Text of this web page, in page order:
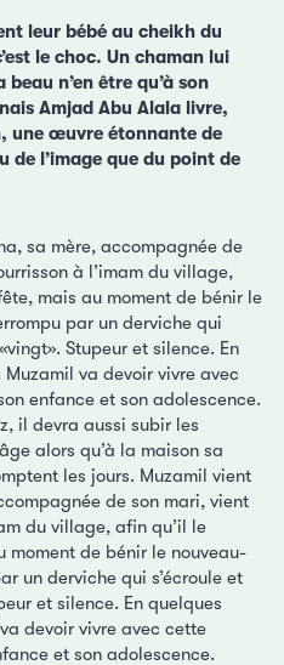
leur bébé au cheikh du
le choc. Un chaman lui
n’en être qu’à son
Amjad Abu Alala livre,
une œuvre étonnante de
de l’image que du point de
sa mère, accompagnée de
à l’imam du village,
mais au moment de bénir le
par un derviche qui
Stupeur et silence. En
va devoir vivre avec
enfance et son adolescence.
il devra aussi subir les
alors qu’à la maison sa
les jours. Muzamil vient
de son mari, vient
du village, afin qu’il le
moment de bénir le nouveau-
un derviche qui s’écroule et
et silence. En quelques
devoir vivre avec cette
et son adolescence.